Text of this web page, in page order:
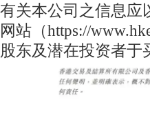
有关本公司之信息应
网站（https://
股东及潜在投资者于